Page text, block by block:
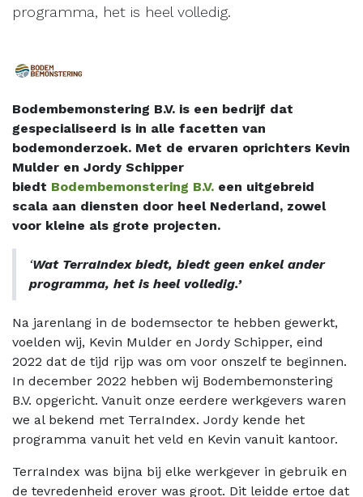
programma, het is heel volledig.
Bodembemonstering B.V. is een bedrijf dat
gespecialiseerd is in alle facetten van
bodemonderzoek. Met de ervaren oprichters Kevin
Mulder en Jordy Schipper
biedt Bodembemonstering B.V. een uitgebreid
scala aan diensten door heel Nederland, zowel
voor kleine als grote projecten.
‘Wat TerraIndex biedt, biedt geen ​enkel ander
programma, het is heel volledig.’
Na jarenlang in de bodemsector te hebben gewerkt,
voelden wij, Kevin Mulder en Jordy Schipper, eind
2022 dat de tijd rijp was om voor onszelf te beginnen.
In december 2022 hebben wij Bodembemonstering
B.V. opgericht. Vanuit onze eerdere werkgevers waren
we al bekend met TerraIndex. Jordy kende het
programma vanuit het veld en Kevin vanuit kantoor.
TerraIndex was bijna bij elke werkgever in gebruik en
de tevredenheid erover was groot. Dit leidde ertoe dat